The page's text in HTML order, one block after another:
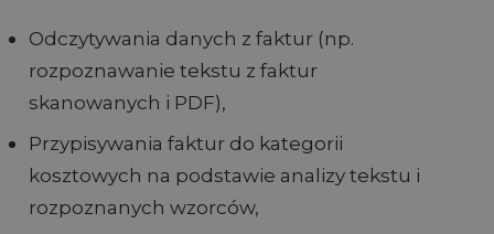
Odczytywania danych z faktur (np.
rozpoznawanie tekstu z faktur
skanowanych i PDF),
Przypisywania faktur do kategorii
kosztowych na podstawie analizy tekstu i
rozpoznanych wzorców,